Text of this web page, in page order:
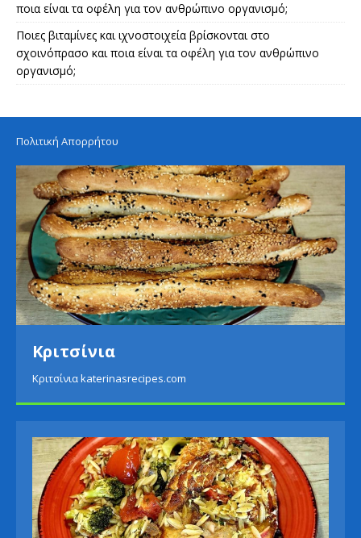
ποια είναι τα οφέλη για τον ανθρώπινο οργανισμό;
Ποιες βιταμίνες και ιχνοστοιχεία βρίσκονται στο
σχοινόπρασο και ποια είναι τα οφέλη για τον ανθρώπινο
οργανισμό;
Πολιτική Απορρήτου
Κριτσίνια
Κριτσίνια katerinasrecipes.com